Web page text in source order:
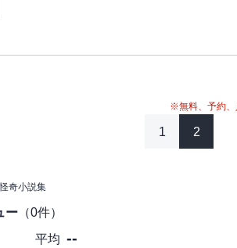
※無料、予約、
1 2
奇小説集
ー （0件）
平均 --